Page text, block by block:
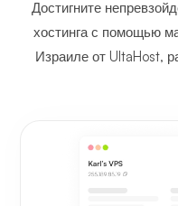
Достигните
хостинга с помощью
Израиле от UltaHost,